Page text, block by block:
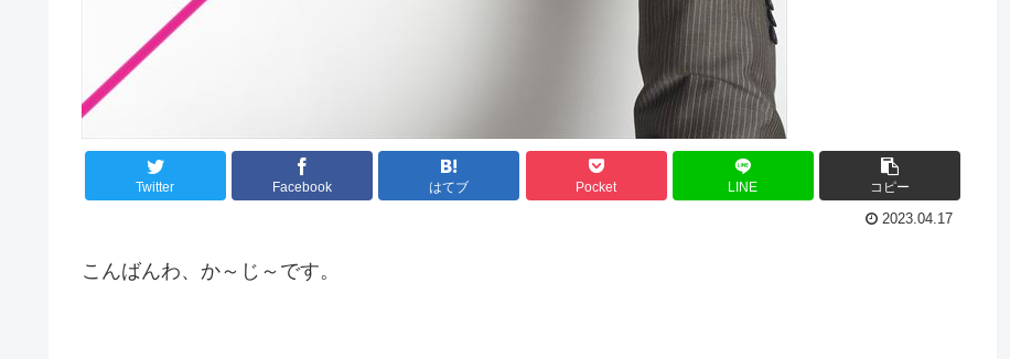
Twitter Facebook はてブ Pocket LINE コピー
2023.04.17
こんばんわ、か～じ～です。